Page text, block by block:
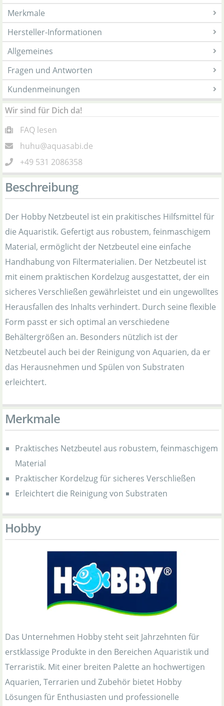
Merkmale
Hersteller-Informationen
Allgemeines
Fragen und Antworten
Kundenmeinungen
Wir sind für Dich da!
FAQ lesen
huhu@aquasabi.de
+49 531 2086358
Beschreibung
Der Hobby Netzbeutel ist ein prakitisches Hilfsmittel für
die Aquaristik. Gefertigt aus robustem, feinmaschigem
Material, ermöglicht der Netzbeutel eine einfache
Handhabung von Filtermaterialien. Der Netzbeutel ist
mit einem praktischen Kordelzug ausgestattet, der ein
sicheres Verschließen gewährleistet und ein ungewolltes
Herausfallen des Inhalts verhindert. Durch seine flexible
Form passt er sich optimal an verschiedene
Behältergrößen an. Besonders nützlich ist der
Netzbeutel auch bei der Reinigung von Aquarien, da er
das Herausnehmen und Spülen von Substraten
erleichtert.
Merkmale
Praktisches Netzbeutel aus robustem, feinmaschigem
Material
Praktischer Kordelzug für sicheres Verschließen
Erleichtert die Reinigung von Substraten
Hobby
Das Unternehmen Hobby steht seit Jahrzehnten für
erstklassige Produkte in den Bereichen Aquaristik und
Terraristik. Mit einer breiten Palette an hochwertigen
Aquarien, Terrarien und Zubehör bietet Hobby
Lösungen für Enthusiasten und professionelle